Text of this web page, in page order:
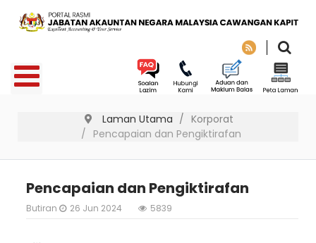
Laman Utama
Korporat
Pencapaian dan Pengiktirafan
Pencapaian dan Pengiktirafan
Butiran 26 Jun 2024 5839